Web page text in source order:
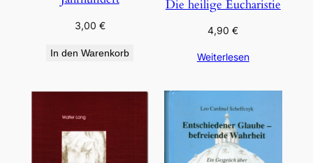
3,00 €
In den Warenkorb
Die heilige Eucharistie
4,90€
Weiterlesen